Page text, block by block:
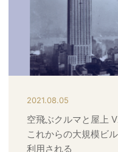
2021.08.05
空飛ぶクルマと屋上
これからの大規模ビ
利用される